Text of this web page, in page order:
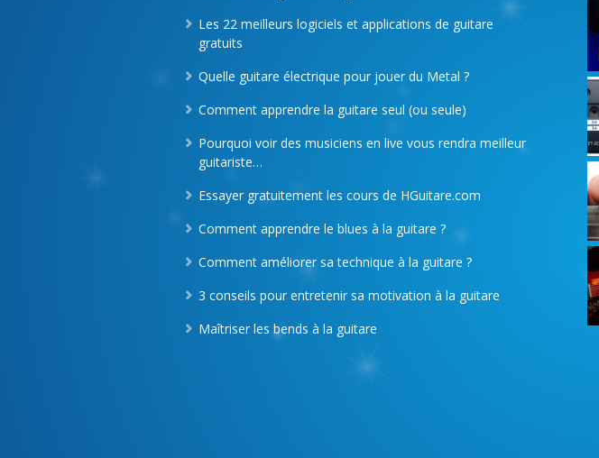
Les 22 meilleurs logiciels et applications de guitare
gratuits
Quelle guitare électrique pour jouer du Metal ?
Comment apprendre la guitare seul (ou seule)
Pourquoi voir des musiciens en live vous rendra meilleur
guitariste…
Essayer gratuitement les cours de HGuitare.com
Comment apprendre le blues à la guitare ?
Comment améliorer sa technique à la guitare ?
3 conseils pour entretenir sa motivation à la guitare
Maîtriser les bends à la guitare